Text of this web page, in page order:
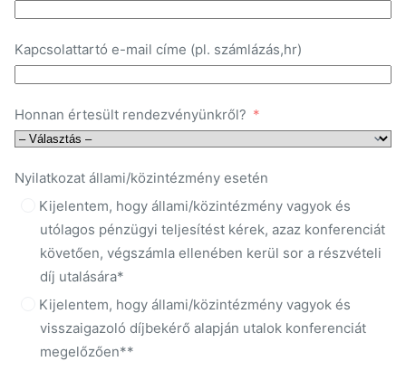
Kapcsolattartó e-mail címe (pl. számlázás,hr)
Honnan értesült rendezvényünkről?
Nyilatkozat állami/közintézmény esetén
Kijelentem, hogy állami/közintézmény vagyok és
utólagos pénzügyi teljesítést kérek, azaz konferenciát
követően, végszámla ellenében kerül sor a részvételi
díj utalására*
Kijelentem, hogy állami/közintézmény vagyok és
visszaigazoló díjbekérő alapján utalok konferenciát
megelőzően**